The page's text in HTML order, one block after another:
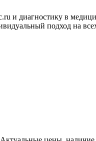
и диагностику в
подход на